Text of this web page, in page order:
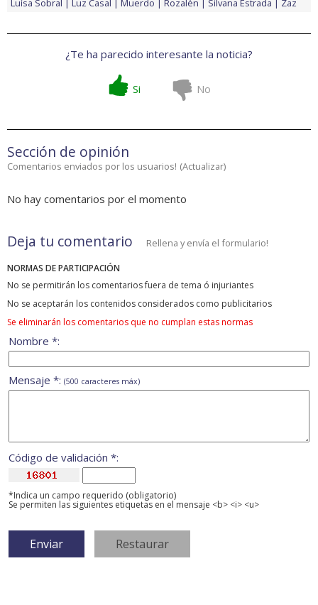
Luísa Sobral Luz Casal Muerdo Rozalén Silvana Estrada Zaz
¿Te ha parecido interesante la noticia?
Si No
Sección de opinión
Comentarios enviados por los usuarios! (Actualizar)
No hay comentarios por el momento
Deja tu comentario Rellena y envía el formulario!
NORMAS DE PARTICIPACIÓN
No se permitirán los comentarios fuera de tema ó injuriantes
No se aceptarán los contenidos considerados como publicitarios
Se eliminarán los comentarios que no cumplan estas normas
Nombre *:
Mensaje *: (500 caracteres máx)
Código de validación *:
*Indica un campo requerido (obligatorio)
Se permiten las siguientes etiquetas en el mensaje <b> <i> <u>